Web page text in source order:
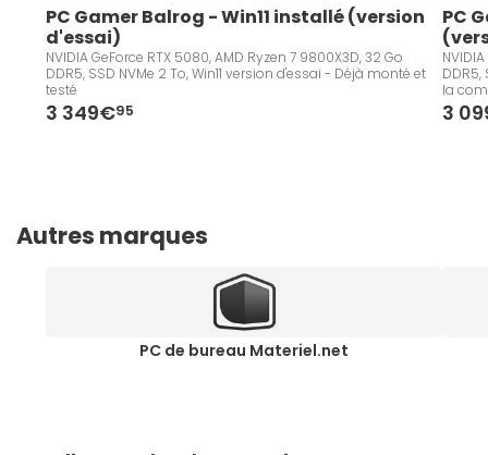
PC Gamer Balrog - Win11 installé (version
d'essai)
NVIDIA GeForce RTX 5080, AMD Ryzen 7 9800X3D, 32 Go
DDR5, SSD NVMe 2 To, Win11 version d'essai - Déjà monté et
testé
3 349€95
PC
DDR5,
la
3
Autres marques
PC de bureau Materiel.net